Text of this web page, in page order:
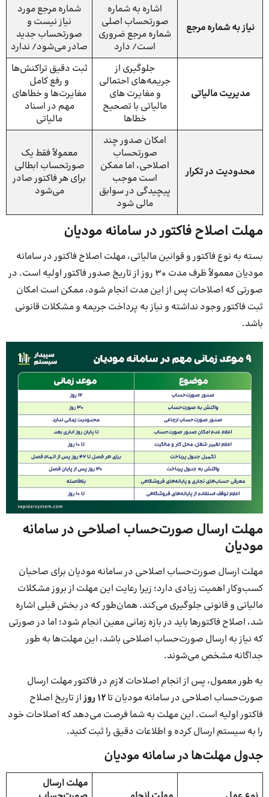
نیاز به شماره مرجع
اشاره به شماره
صورتحساب اصلی
شماره مرجع ضروری
است/ دارد
شماره مرجع مورد
نیاز نیست و
صورتحساب جدید
صادر می‌شود/ ندارد
مدیریت مالیاتی
جلوگیری از
جریمه‌های احتمالی
و مغایرت های
مالیاتی با تصحیح
خطاها
ثبت دقیق تراکنش‌ها
و رفع کامل
مغایرت‌ها و خطاهای
مهم در اسناد
مالیاتی
محدودیت در تکرار
امکان صدور چند
صورتحساب
اصلاحی، اما ممکن
است موجب
پیچیدگی در سوابق
مالی شود
معمولاً فقط یک
صورتحساب ابطالی
برای هر فاکتور صادر
می‌شود
مهلت اصلاح فاکتور در سامانه مودیان
بسته به نوع فاکتور و قوانین مالیاتی، مهلت اصلاح فاکتور در سامانه
مودیان معمولاً ظرف مدت 30 روز از تاریخ صدور فاکتور اولیه است. در
صورتی که اصلاحات پس از این مدت انجام شود، ممکن است امکان
ثبت فاکتور وجود نداشته و نیاز به پرداخت جریمه و مشکلات قانونی
باشد.
مهلت ارسال صورت‌حساب اصلاحی در سامانه
مودیان
مهلت ارسال صورت‌حساب اصلاحی در سامانه مودیان برای صاحبان
کسب‌وکار اهمیت زیادی دارد؛ زیرا رعایت این مهلت از بروز مشکلات
مالیاتی و قانونی جلوگیری می‌کند. همان‌طور که در بخش قبلی اشاره
شد، اصلاح فاکتورها باید در بازه زمانی معین انجام شود؛ اما در صورتی
که نیاز به ارسال صورت‌حساب اصلاحی باشد، این مهلت‌ها به طور
جداگانه مشخص می‌شوند.
به طور معمول، پس از انجام اصلاحات لازم در فاکتور مهلت ارسال
صورت‌حساب اصلاحی در سامانه مودیان تا12 روز
از تاریخ اصلاح
فاکتور اولیه است. این مهلت به شما فرصت می‌دهد که اصلاحات خود
را به سیستم ارسال کرده و اطلاعات دقیق را ثبت کنید.
جدول مهلت‌ها در سامانه مودیان
مهلت ارسال